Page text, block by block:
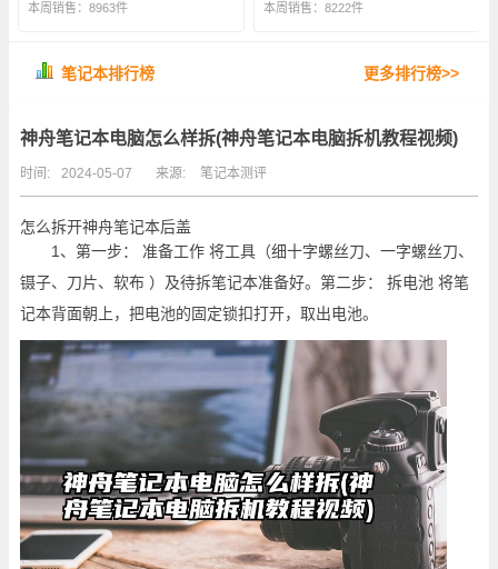
本周销售：8963件 本周销售：8222件
笔记本排行榜 更多排行榜>>
神舟笔记本电脑怎么样拆(神舟笔记本电脑拆机教程视频)
时间: 2024-05-07 来源: 笔记本测评
怎么拆开神舟笔记本后盖
1、第一步： 准备工作 将工具（细十字螺丝刀、一字螺丝刀、
镊子、刀片、软布 ）及待拆笔记本准备好。第二步： 拆电池 将笔
记本背面朝上，把电池的固定锁扣打开，取出电池。